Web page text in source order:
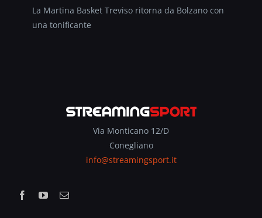
La Martina Basket Treviso ritorna da Bolzano con
una tonificante
Via Monticano 12/D
Conegliano
info@streamingsport.it